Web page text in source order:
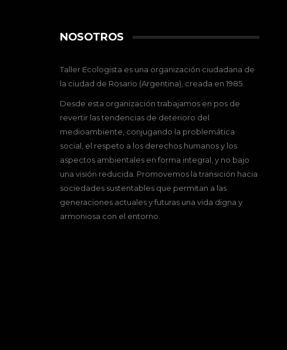
NOSOTROS
Taller Ecologista es una organización ciudadana de
la ciudad de Rosario (Argentina), creada en 1985.
Desde esta organización trabajamos en pos de
revertir las tendencias de deterioro del
medioambiente, conjugando la problemática
social, el respeto a los derechos humanos y los
aspectos ambientales en forma integral, y no bajo
una visión reducida. Promovemos la transición hacia
sociedades sustentables que permitan a las
generaciones actuales y futuras una vida digna y
armoniosa con el entorno.